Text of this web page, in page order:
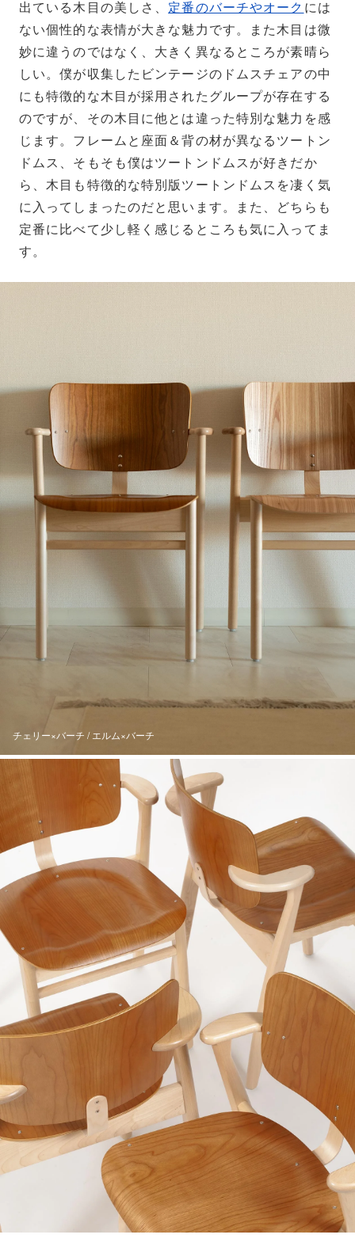
出ている木目の美しさ、 定番のバーチやオーク には
ない個性的な表情が大きな魅力です。また木目は微
妙に違うのではなく、大きく異なるところが素晴ら
しい。僕が収集したビンテージのドムスチェアの中
にも特徴的な木目が採用されたグループが存在する
のですが、その木目に他とは違った特別な魅力を感
じます。フレームと座面＆背の材が異なるツートン
ドムス、そもそも僕はツートンドムスが好きだか
ら、木目も特徴的な特別版ツートンドムスを凄く気
に入ってしまったのだと思います。また、どちらも
定番に比べて少し軽く感じるところも気に入ってま
す。
チェリー×バーチ / エルム×バーチ